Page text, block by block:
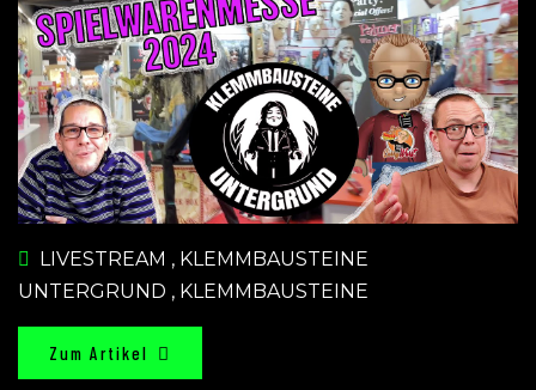
LIVESTREAM , KLEMMBAUSTEINE
UNTERGRUND , KLEMMBAUSTEINE
Zum Artikel